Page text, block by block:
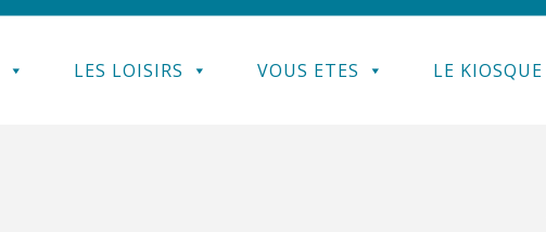
LES LOISIRS VOUS ETES LE KIOSQUE